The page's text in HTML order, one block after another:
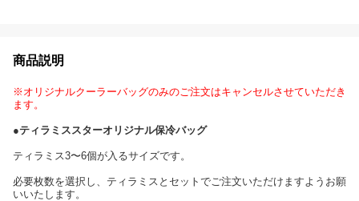
商品説明
※オリジナルクーラーバッグのみのご注文はキャンセルさせていただき
ます。
●ティラミススターオリジナル保冷バッグ
ティラミス3〜6個が入るサイズです。
必要枚数を選択し、ティラミスとセットでご注文いただけますようお願
いいたします。